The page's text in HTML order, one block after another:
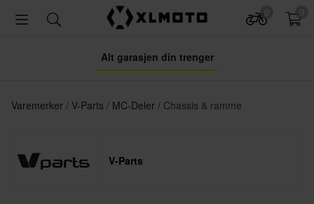
Alt garasjen din trenger
Varemerker V-Parts MC-Deler Chassis & ramme
V-Parts